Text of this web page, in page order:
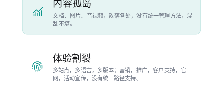
内容孤岛
文档、图片、音视频，散落各处，没有统一管理方法，混
乱不堪。
体验割裂
多站点，多语言，多版本；营销，推广，客户支持，官
网，活动宣传，没有统一路径支持。